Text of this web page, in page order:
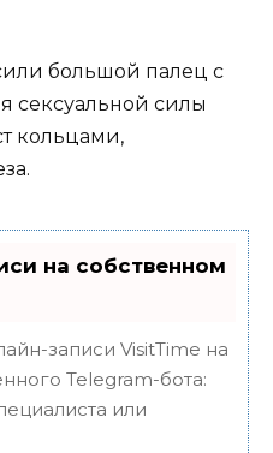
большой палец с
сексуальной силы
кольцами,
на собственном
записи VisitTime на
Telegram-бота:
или